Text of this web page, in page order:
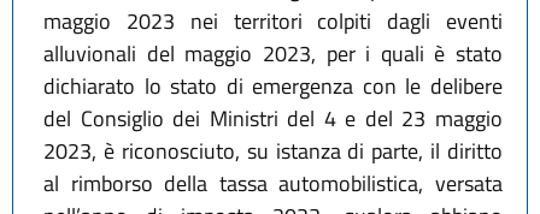
maggio 2023 nei territori colpiti dagli eventi
alluvionali del maggio 2023, per i quali è stato
dichiarato lo stato di emergenza con le delibere
del Consiglio dei Ministri del 4 e del 23 maggio
2023, è riconosciuto, su istanza di parte, il diritto
al rimborso della tassa automobilistica, versata